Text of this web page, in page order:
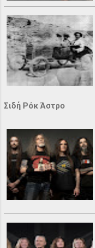
Σιδή Ρόκ Άστρο